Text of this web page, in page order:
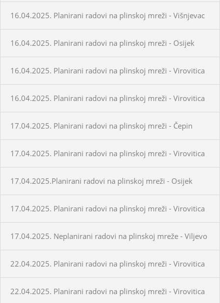
16.04.2025. Planirani radovi na plinskoj mreži - Višnjevac
16.04.2025. Planirani radovi na plinskoj mreži - Osijek
16.04.2025. Planirani radovi na plinskoj mreži - Virovitica
16.04.2025. Planirani radovi na plinskoj mreži - Virovitica
17.04.2025. Planirani radovi na plinskoj mreži - Čepin
17.04.2025. Planirani radovi na plinskoj mreži - Virovitica
17.04.2025.Planirani radovi na plinskoj mreži - Osijek
17.04.2025. Planirani radovi na plinskoj mreži - Virovitica
17.04.2025. Neplanirani radovi na plinskoj mreže - Viljevo
22.04.2025. Planirani radovi na plinskoj mreži - Virovitica
22.04.2025. Planirani radovi na plinskoj mreži - Virovitica